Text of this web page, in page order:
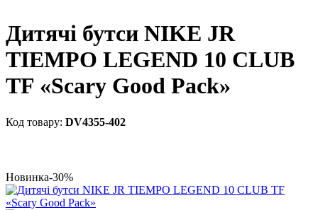
Дитячі бутси NIKE JR
TIEMPO LEGEND 10 CLUB
TF «Scary Good Pack»
DV4355-402
Новинка-30%